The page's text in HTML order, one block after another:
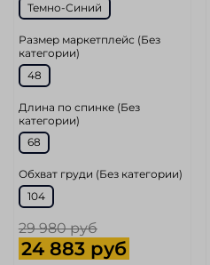
Темно-Синий
Размер маркетплейс (Без
категории)
48
Длина по спинке (Без
категории)
68
Обхват груди (Без категории)
104
29 980 руб
24 883 руб